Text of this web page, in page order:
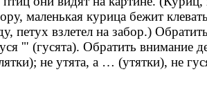
маленькая курица бежит
петух взлетел на забор.)
'" (гусята). Обратить внимание
не утята, а … (утятки), не